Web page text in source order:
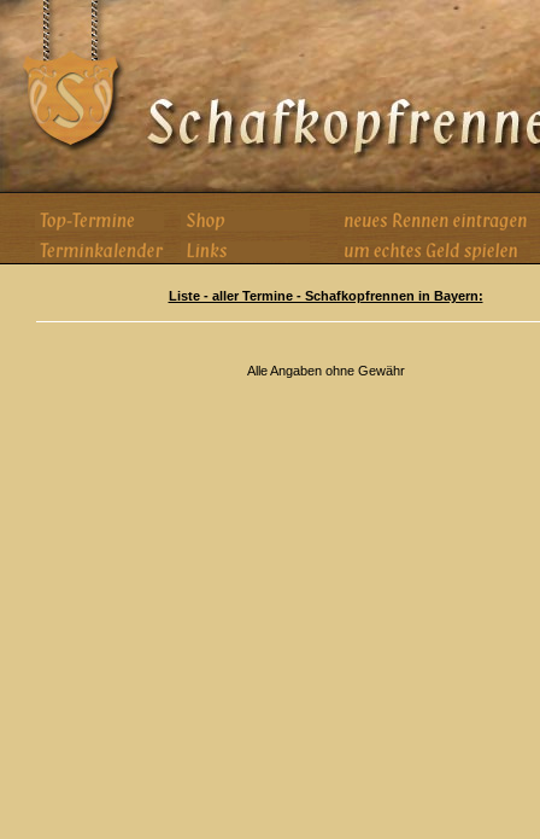
Liste - aller Termine - Schafkopfrennen in Bayern:
Alle Angaben ohne Gewähr